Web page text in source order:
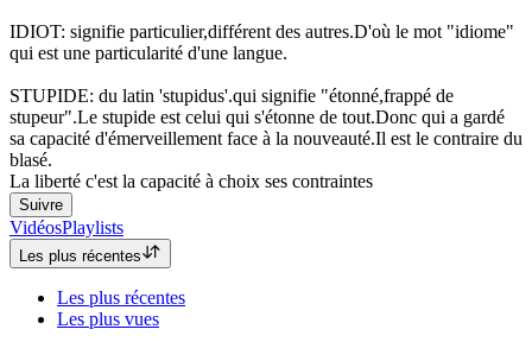
IDIOT: signifie particulier,différent des autres.D'où le mot "idiome"
qui est une particularité d'une langue.
STUPIDE: du latin 'stupidus'.qui signifie "étonné,frappé de
stupeur".Le stupide est celui qui s'étonne de tout.Donc qui a gardé
sa capacité d'émerveillement face à la nouveauté.Il est le contraire du
blasé.
La liberté c'est la capacité à choix ses contraintes
Suivre
VidéosPlaylists
Les plus récentes
Les plus récentes
Les plus vues